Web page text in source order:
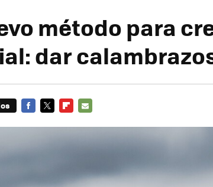
método para
dar